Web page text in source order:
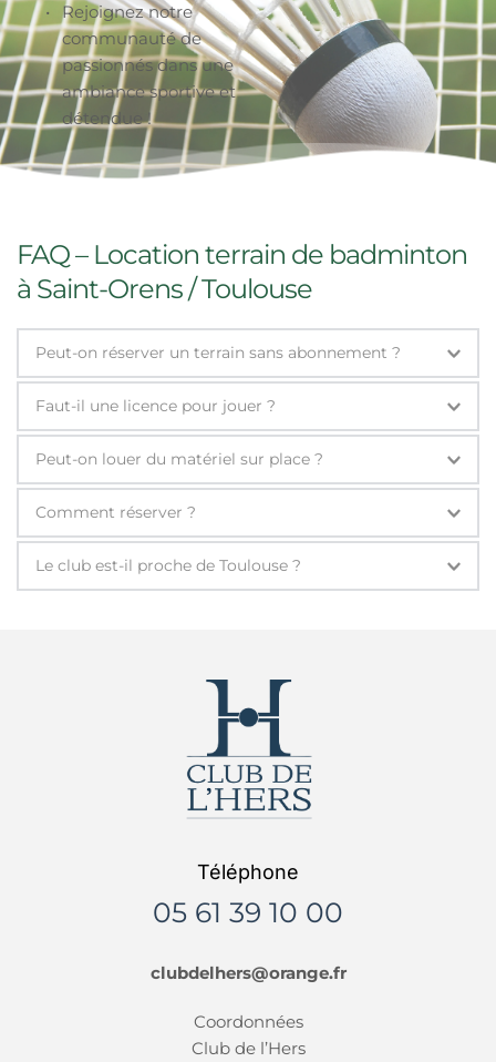
Rejoignez notre
communauté de
passionnés dans une
ambiance sportive et
détendue !
FAQ – Location terrain de badminton
à Saint-Orens / Toulouse
Peut-on réserver un terrain sans abonnement ?
Oui, les terrains sont ouverts à tous.
Faut-il une licence pour jouer ?
Non, sauf pour jouer en compétition.
Peut-on louer du matériel sur place ?
Oui, raquettes en location et volants en vente à
l’accueil.
Comment réserver ?
Via l’application Xplor Active, code centre :
clubdelhers.
Le club est-il proche de Toulouse ?
Téléphone
05 61 39 10 00
clubdelhers@orange.fr
Coordonnées
Club de l’Hers